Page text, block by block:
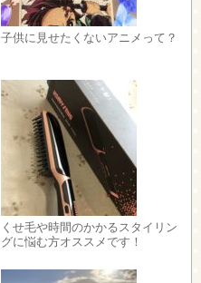
子供に見せたくないアニメって？
くせ毛や時間のかかるスタイリン
グに悩む方オススメです！